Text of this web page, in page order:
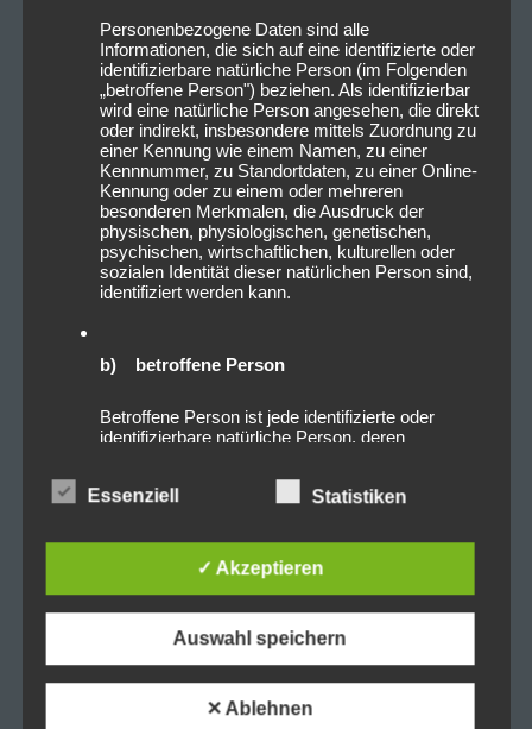
Personenbezogene Daten sind alle
Informationen, die sich auf eine identifizierte oder
identifizierbare natürliche Person (im Folgenden
„betroffene Person") beziehen. Als identifizierbar
wird eine natürliche Person angesehen, die direkt
oder indirekt, insbesondere mittels Zuordnung zu
einer Kennung wie einem Namen, zu einer
Kennnummer, zu Standortdaten, zu einer Online-
Kennung oder zu einem oder mehreren
besonderen Merkmalen, die Ausdruck der
physischen, physiologischen, genetischen,
psychischen, wirtschaftlichen, kulturellen oder
sozialen Identität dieser natürlichen Person sind,
identifiziert werden kann.
b) betroffene Person
Betroffene Person ist jede identifizierte oder
identifizierbare natürliche Person, deren
Verarbeitung Verantwortlichen verarbeitet
werden.
c) Verarbeitung
automatisierter Verfahren ausgeführte Vorgang
oder jede solche Vorgangsreihe im
Zusammenhang mit personenbezogenen Daten
wie das Erheben, das Erfassen, die
Essenziell Statistiken
✓ Akzeptieren
Auswahl speichern
✕ Ablehnen